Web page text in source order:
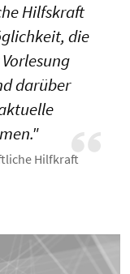
Hilfskraft
die
darüber
Hilfkraft